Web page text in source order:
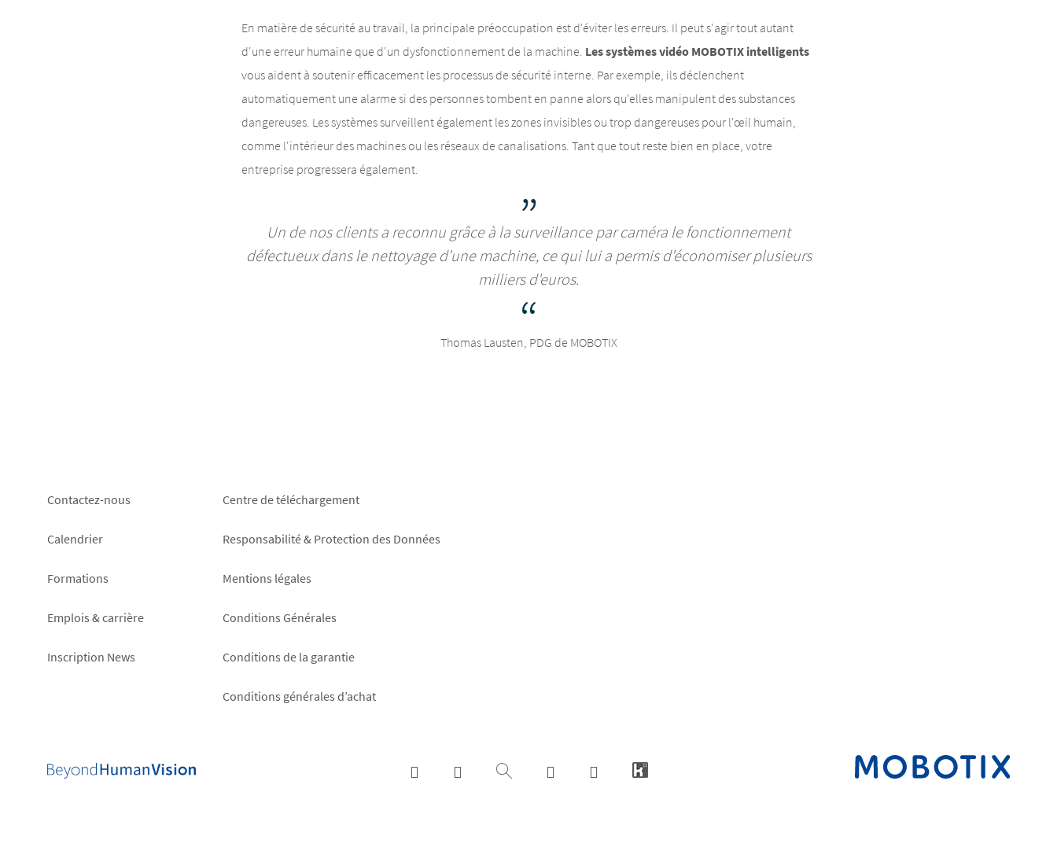
En matière de sécurité au travail, la principale préoccupation est d'éviter les erreurs. Il peut s'agir tout autant
d'une erreur humaine que d'un dysfonctionnement de la machine. Les systèmes vidéo MOBOTIX intelligents
vous aident à soutenir efficacement les processus de sécurité interne. Par exemple, ils déclenchent
automatiquement une alarme si des personnes tombent en panne alors qu'elles manipulent des substances
dangereuses. Les systèmes surveillent également les zones invisibles ou trop dangereuses pour l'œil humain,
comme l'intérieur des machines ou les réseaux de canalisations. Tant que tout reste bien en place, votre
entreprise progressera également.
Un de nos clients a reconnu grâce à la surveillance par caméra le fonctionnement
défectueux dans le nettoyage d'une machine, ce qui lui a permis d'économiser plusieurs
milliers d'euros.
Thomas Lausten, PDG de MOBOTIX
Footer
left
Contactez-nous
Calendrier
Formations
Emplois & carrière
Inscription News
Footer
right
Centre de téléchargement
Responsabilité & Protection des Données
Mentions légales
Conditions Générales
Conditions de la garantie
Conditions générales d’achat